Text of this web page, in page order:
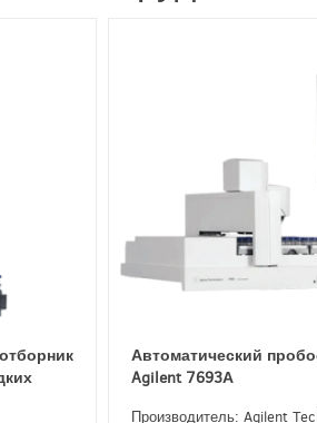
Автоматический
Agilent 7693А
Производитель: Agilent